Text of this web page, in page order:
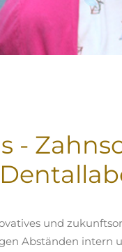
-
und
Abständen